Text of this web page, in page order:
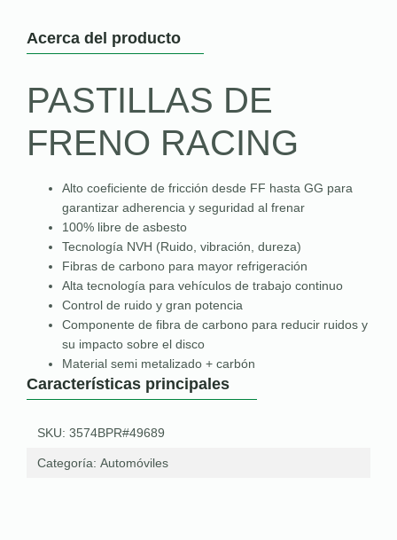
Acerca del producto
PASTILLAS DE
FRENO RACING
Alto coeficiente de fricción desde FF hasta GG para
garantizar adherencia y seguridad al frenar
100% libre de asbesto
Tecnología NVH (Ruido, vibración, dureza)
Fibras de carbono para mayor refrigeración
Alta tecnología para vehículos de trabajo continuo
Control de ruido y gran potencia
Componente de fibra de carbono para reducir ruidos y
su impacto sobre el disco
Material semi metalizado + carbón
Características principales
SKU: 3574BPR#49689
Categoría: Automóviles